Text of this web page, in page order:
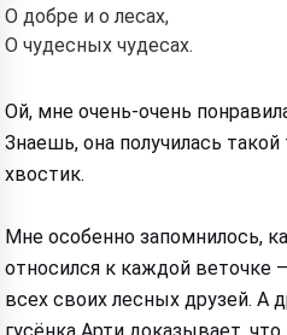
О добре и о лесах,
О чудесных чудесах.
Ой, мне очень-очень
Знаешь, она получилась
хвостик.
Мне особенно запомнилось,
относился к каждой веточке
всех своих лесных друзей.